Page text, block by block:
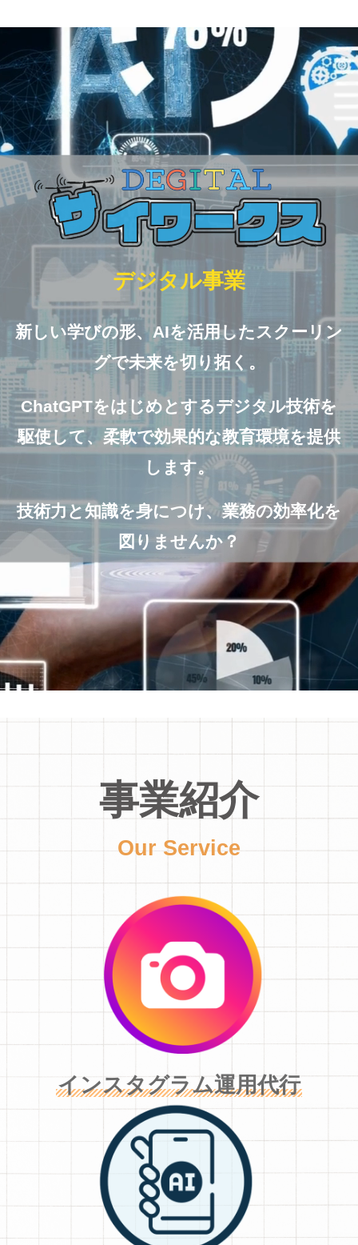
デジタル事業
新しい学びの形、AIを活用したスクーリン
グで未来を切り拓く。
ChatGPTをはじめとするデジタル技術を
駆使して、柔軟で効果的な教育環境を提供
します。
技術力と知識を身につけ、業務の効率化を
図りませんか？
事業紹介
Our Service
インスタグラム運用代行